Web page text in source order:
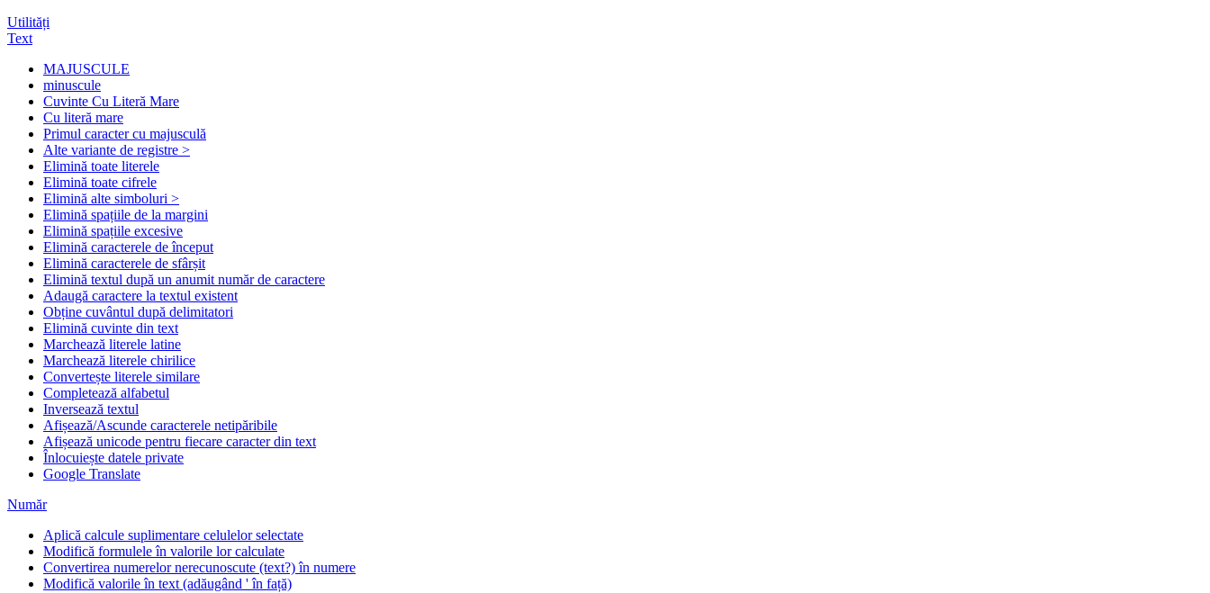
Utilități
Text
MAJUSCULE
minuscule
Cuvinte Cu Literă Mare
Cu literă mare
Primul caracter cu majusculă
Alte variante de registre >
Elimină toate literele
Elimină toate cifrele
Elimină alte simboluri >
Elimină spațiile de la margini
Elimină spațiile excesive
Elimină caracterele de început
Elimină caracterele de sfârșit
Elimină textul după un anumit număr de caractere
Adaugă caractere la textul existent
Obține cuvântul după delimitatori
Elimină cuvinte din text
Marchează literele latine
Marchează literele chirilice
Convertește literele similare
Completează alfabetul
Inversează textul
Afișează/Ascunde caracterele netipăribile
Afișează unicode pentru fiecare caracter din text
Înlocuiește datele private
Google Translate
Număr
Aplică calcule suplimentare celulelor selectate
Modifică formulele în valorile lor calculate
Convertirea numerelor nerecunoscute (text?) în numere
Modifică valorile în text (adăugând ' în față)